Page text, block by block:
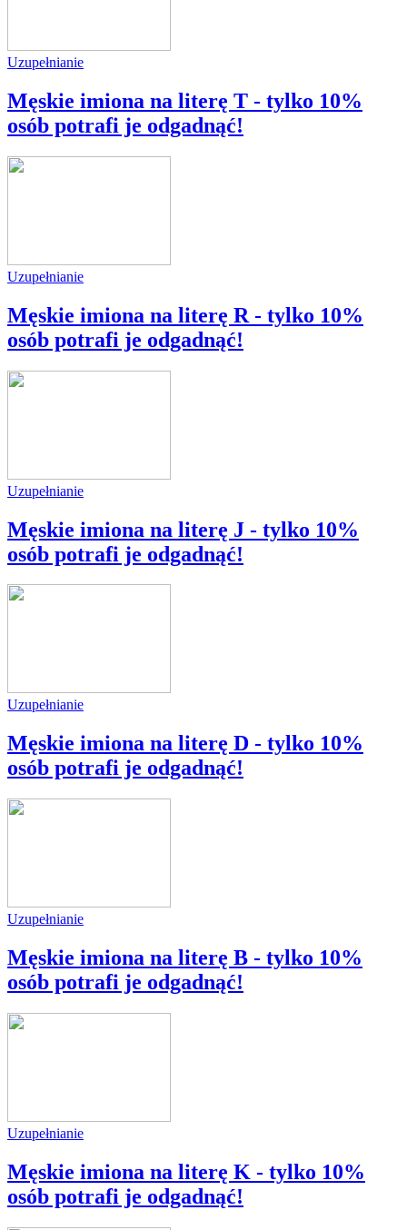
Uzupełnianie
Męskie imiona na literę T - tylko 10%
osób potrafi je odgadnąć!
Uzupełnianie
Męskie imiona na literę R - tylko 10%
osób potrafi je odgadnąć!
Uzupełnianie
Męskie imiona na literę J - tylko 10%
osób potrafi je odgadnąć!
Uzupełnianie
Męskie imiona na literę D - tylko 10%
osób potrafi je odgadnąć!
Uzupełnianie
Męskie imiona na literę B - tylko 10%
osób potrafi je odgadnąć!
Uzupełnianie
Męskie imiona na literę K - tylko 10%
osób potrafi je odgadnąć!